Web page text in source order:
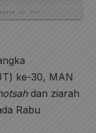
ke-30, MAN
dan ziarah
Rabu